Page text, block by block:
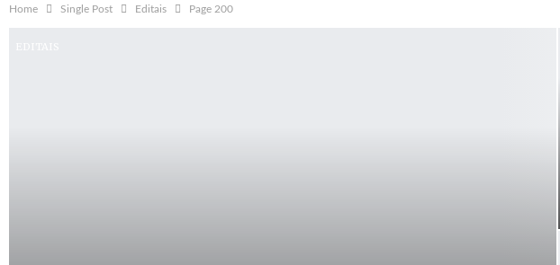
Home Single Post Editais Page 200